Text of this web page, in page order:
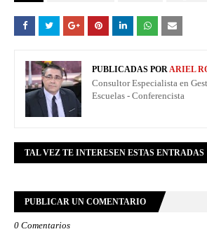
PUBLICADAS PORARIEL
Consultor Especialista en
Escuelas - Conferencista
TAL VEZ TE INTERESEN ESTAS ENTRADAS
PUBLICAR UN COMENTARIO
0 Comentarios